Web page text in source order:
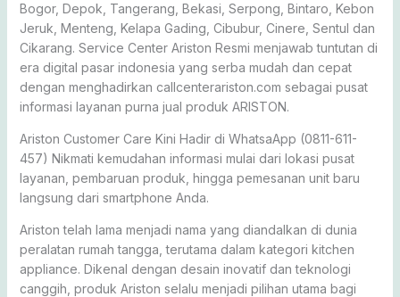
Bogor, Depok, Tangerang, Bekasi, Serpong, Bintaro, Kebon
Jeruk, Menteng, Kelapa Gading, Cibubur, Cinere, Sentul dan
Cikarang. Service Center Ariston Resmi menjawab tuntutan di
era digital pasar indonesia yang serba mudah dan cepat
dengan menghadirkan callcenterariston.com sebagai pusat
informasi layanan purna jual produk ARISTON.
Ariston Customer Care Kini Hadir di WhatsaApp (0811-611-
457) Nikmati kemudahan informasi mulai dari lokasi pusat
layanan, pembaruan produk, hingga pemesanan unit baru
langsung dari smartphone Anda.
Ariston telah lama menjadi nama yang diandalkan di dunia
peralatan rumah tangga, terutama dalam kategori kitchen
appliance. Dikenal dengan desain inovatif dan teknologi
canggih, produk Ariston selalu menjadi pilihan utama bagi